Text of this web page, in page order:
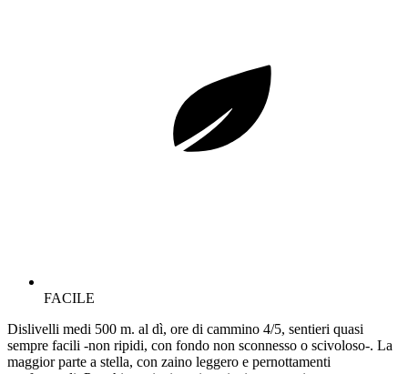
FACILE
Dislivelli medi 500 m. al dì, ore di cammino 4/5, sentieri quasi
sempre facili -non ripidi, con fondo non sconnesso o scivoloso-. La
maggior parte a stella, con zaino leggero e pernottamenti